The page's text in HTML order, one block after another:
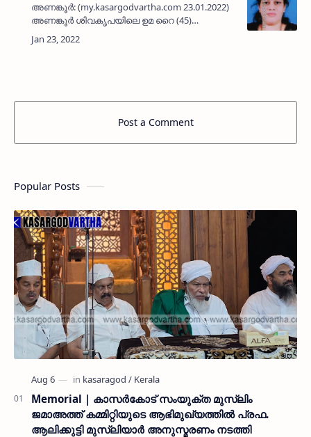
അണങ്കൂര്‍: (my.kasargodvartha.com 23.01.2022)
അണങ്കൂര്‍ ശിവകൃപയിലെ ഉമ റൈ (45)
നിര്യാതയായി. ഭര്‍ത്താവ്: രവി റൈ.
സഹോദരന്‍: മോഹന …
Post a Comment
Popular Posts
Memorial | കാസർകോട് സംയുക്ത മുസ്ലിം
ജമാഅത്ത് കമ്മിറ്റിയുടെ ആഭിമുഖ്യത്തിൽ പ്രഫ.
ആലിക്കുട്ടി മുസ്ലിയാർ അനുസ്മരണം നടത്തി